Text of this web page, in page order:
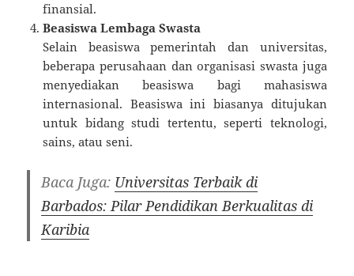
finansial.
Beasiswa Lembaga Swasta
Selain beasiswa pemerintah dan universitas,
beberapa perusahaan dan organisasi swasta juga
menyediakan beasiswa bagi mahasiswa
internasional. Beasiswa ini biasanya ditujukan
untuk bidang studi tertentu, seperti teknologi,
sains, atau seni.
Baca Juga: Universitas Terbaik di
Barbados: Pilar Pendidikan Berkualitas di
Karibia